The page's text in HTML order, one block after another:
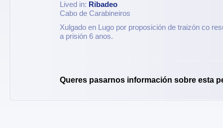
Lived in: Ribadeo
Cabo de Carabineiros
Xulgado en Lugo por proposición de traizón co
a prisión 6 anos.
Queres pasarnos información sobre esta